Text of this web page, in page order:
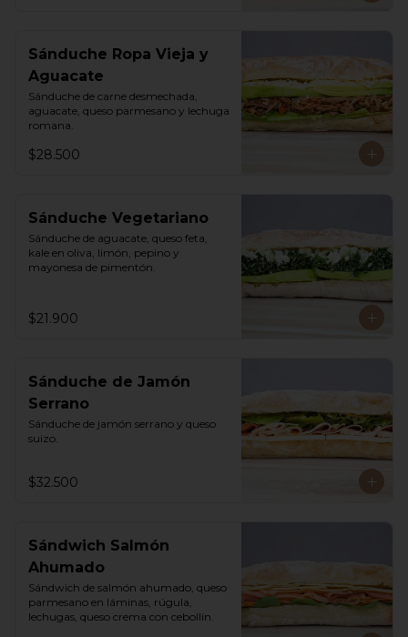
Sánduche Ropa Vieja y
Aguacate
Sánduche de carne desmechada,
aguacate, queso parmesano y lechuga
romana.
$28.500
Sánduche Vegetariano
Sánduche de aguacate, queso feta,
kale en oliva, limón, pepino y
mayonesa de pimentón.
$21.900
Sánduche de Jamón
Serrano
Sánduche de jamón serrano y queso
suizo.
$32.500
Sándwich Salmón
Ahumado
Sándwich de salmón ahumado, queso
parmesano en láminas, rúgula,
lechugas, queso crema con cebollín.